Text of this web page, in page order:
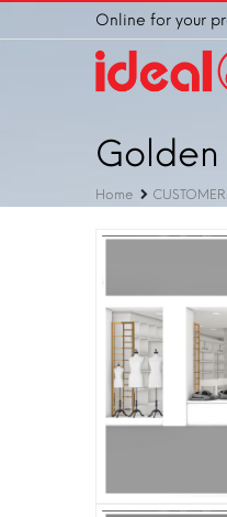
Online for your
Golden
Home